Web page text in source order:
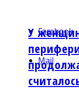
Facebook
Mail
У